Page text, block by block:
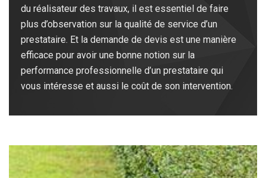
du réalisateur des travaux, il est essentiel de faire
plus d’observation sur la qualité de service d’un
prestataire. Et la demande de devis est une manière
efficace pour avoir une bonne notion sur la
performance professionnelle d’un prestataire qui
vous intéresse et aussi le coût de son intervention.